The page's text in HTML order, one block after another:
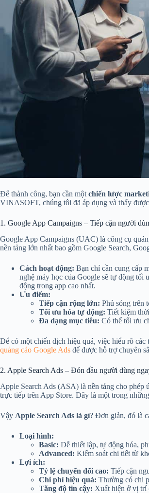
Để thành công, bạn cần một chiến lược
VINASOFT, chúng tôi đã áp dụng và thấy
1. Google App Campaigns – Tiếp cận người
Google App Campaigns (UAC) là công cụ
nền tảng lớn nhất bao gồm Google Search,
Cách hoạt động: Bạn chỉ cần cung cấp
nghệ máy học của Google sẽ tự động tối
động trong app cao nhất.
Ưu điểm:
Tiếp cận rộng lớn: Phủ sóng trên
Tối ưu hóa tự động: Tiết kiệm
Đa dạng mục tiêu: Có thể tối ưu
Để có một chiến dịch hiệu quả, việc hiểu rõ
quảng cáo Google Ads để được hỗ trợ chuyên
2. Apple Search Ads – Đón đầu người dùng
Apple Search Ads (ASA) là nền tảng cho
trực tiếp trên App Store. Đây là một trong những
Vậy Apple Search Ads là gì? Đơn giản, đó là
Loại hình:
Basic: Dễ thiết lập, tự động hóa,
Advanced: Kiểm soát chi tiết từ
Lợi ích:
Tỷ lệ chuyển đổi cao: Tiếp cận
Chi phí hiệu quả: Thường có chi
Tăng độ tin cậy: Xuất hiện ở vị trí